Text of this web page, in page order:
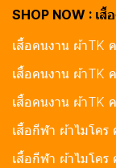
SHOP NOW : เ
เสื้อคนงาน ผ้าTK
เสื้อคนงาน ผ้าTK
เสื้อคนงาน ผ้าTK
เสื้อกีฬา ผ้าไมโค
เสื้อกีฬา ผ้าไมโค